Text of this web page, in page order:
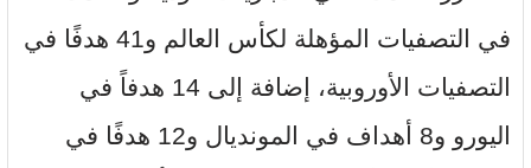
في التصفيات المؤهلة لكأس العالم و41 هدفًا في
التصفيات الأوروبية، إضافة إلى 14 هدفاً في
اليورو و8 أهداف في المونديال و12 هدفًا في